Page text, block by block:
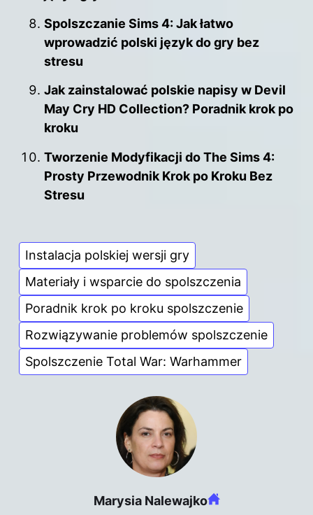
Spolszczanie Sims 4: Jak łatwo
wprowadzić polski język do gry bez
stresu
Jak zainstalować polskie napisy w Devil
May Cry HD Collection? Poradnik krok po
kroku
Tworzenie Modyfikacji do The Sims 4:
Prosty Przewodnik Krok po Kroku Bez
Stresu
Instalacja polskiej wersji gry
Materiały i wsparcie do spolszczenia
Poradnik krok po kroku spolszczenie
Rozwiązywanie problemów spolszczenie
Spolszczenie Total War: Warhammer
Marysia Nalewajko